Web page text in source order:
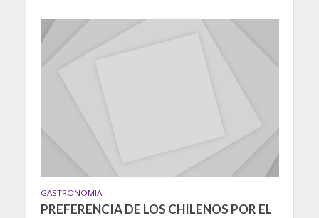
GASTRONOMIA
PREFERENCIA DE LOS CHILENOS POR EL